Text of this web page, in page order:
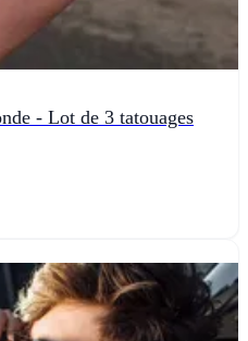
- Lot de 3 tatouages